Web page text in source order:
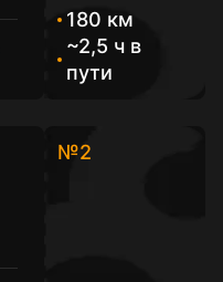
180 км
~2,5 ч в
пути
№2